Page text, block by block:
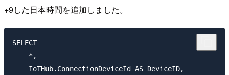
+9した日本時間を追加しました。
SELECT
    *,
    IoTHub.ConnectionDeviceId AS DeviceID,